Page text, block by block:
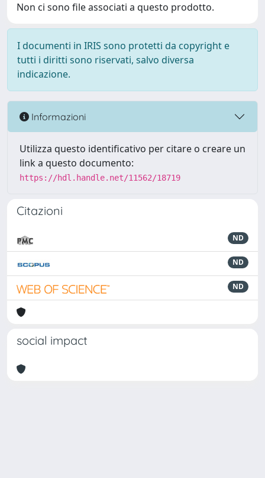
Non ci sono file associati a questo prodotto.
I documenti in IRIS sono protetti da copyright e
tutti i diritti sono riservati, salvo diversa
indicazione.
Informazioni
Utilizza questo identificativo per citare o creare un
link a questo documento:
https://hdl.handle.net/11562/18719
Citazioni
ND
ND
ND
social impact